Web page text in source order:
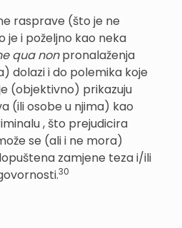
rasprave (što je ne
je i poželjno kao neka
qua nonpronalaženja
dolazi i do polemika koje
(objektivno) prikazuju
(ili osobe u njima) kao
, što prejudicira
se (ali i ne mora)
zamjene teza i/ili
30